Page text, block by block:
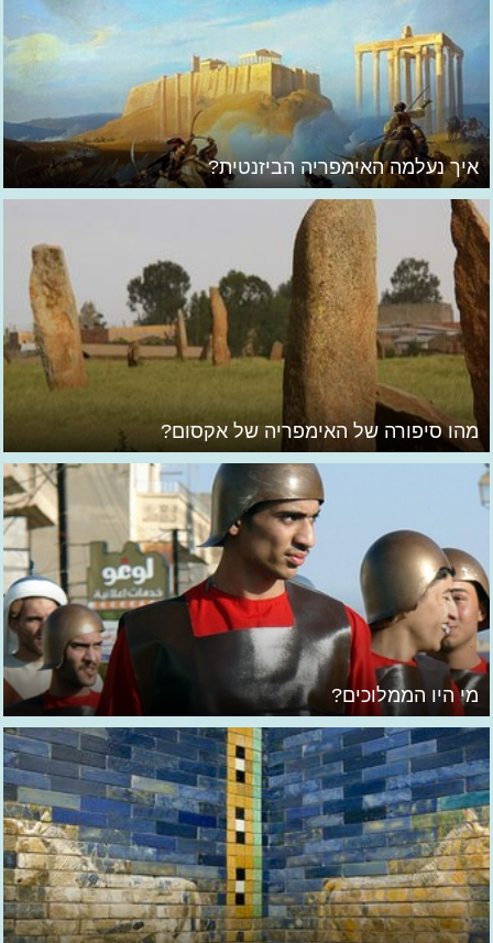
איך נעלמה האימפריה הביזנטית?
מהו סיפורה של האימפריה של אקסום?
מי היו הממלוכים?